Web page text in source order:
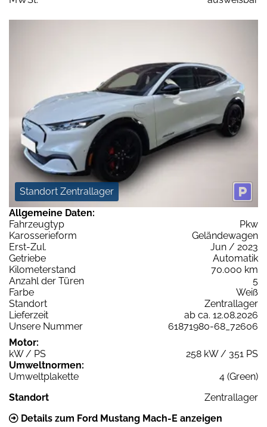
Standort Zentrallager
Allgemeine Daten:
Fahrzeugtyp
Pkw
Karosserieform
Geländewagen
Erst-Zul.
Jun / 2023
Getriebe
Automatik
Kilometerstand
70.000 km
Anzahl der Türen
5
Farbe
Weiß
Standort
Zentrallager
Lieferzeit
ab ca. 12.08.2026
Unsere Nummer
61871980-68_72606
Motor:
kW / PS
258 kW / 351 PS
Umweltnormen:
Umweltplakette
4 (Green)
Standort
Zentrallager
Details zum Ford Mustang Mach-E anzeigen